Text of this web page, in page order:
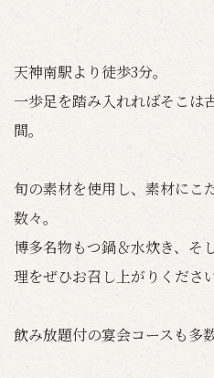
天神南駅より徒歩3分。
一歩足を踏み入れればそこは
間。
旬の素材を使用し、素材にこ
数々。
博多名物もつ鍋＆水炊き、そ
理をぜひお召し上がりください
飲み放題付の宴会コースも多